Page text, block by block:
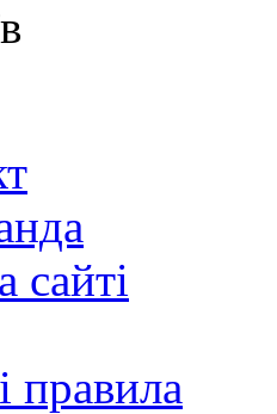
сайті
правила